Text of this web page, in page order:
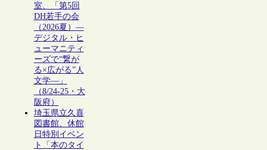
室、「第5回
DH若手の会
（2026夏）―
デジタル・ヒ
ューマニティ
ーズで“繋が
る×広がる”人
文学―」
（8/24-25・大
阪府）
埼玉県立久喜
図書館、休館
日特別イベン
ト「本のタイ